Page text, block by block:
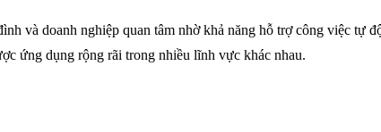
và doanh nghiệp quan tâm nhờ khả năng hỗ trợ công việc tự
ứng dụng rộng rãi trong nhiều lĩnh vực khác nhau.